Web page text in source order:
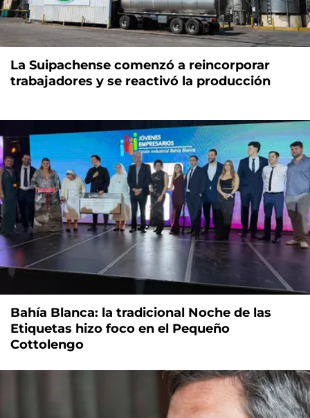
La Suipachense comenzó a reincorporar
trabajadores y se reactivó la producción
Bahía Blanca: la tradicional Noche de las
Etiquetas hizo foco en el Pequeño
Cottolengo